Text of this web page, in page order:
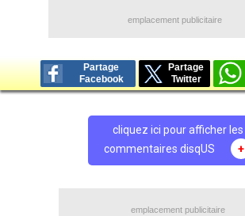
emplacement publicitaire
Partage
Facebook
Partage
Twitter
cliquez ici pour afficher les
commentaires disqUS
+
emplacement publicitaire